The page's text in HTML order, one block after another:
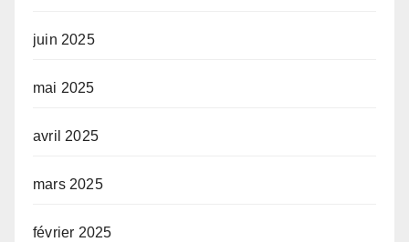
juin 2025
mai 2025
avril 2025
mars 2025
février 2025